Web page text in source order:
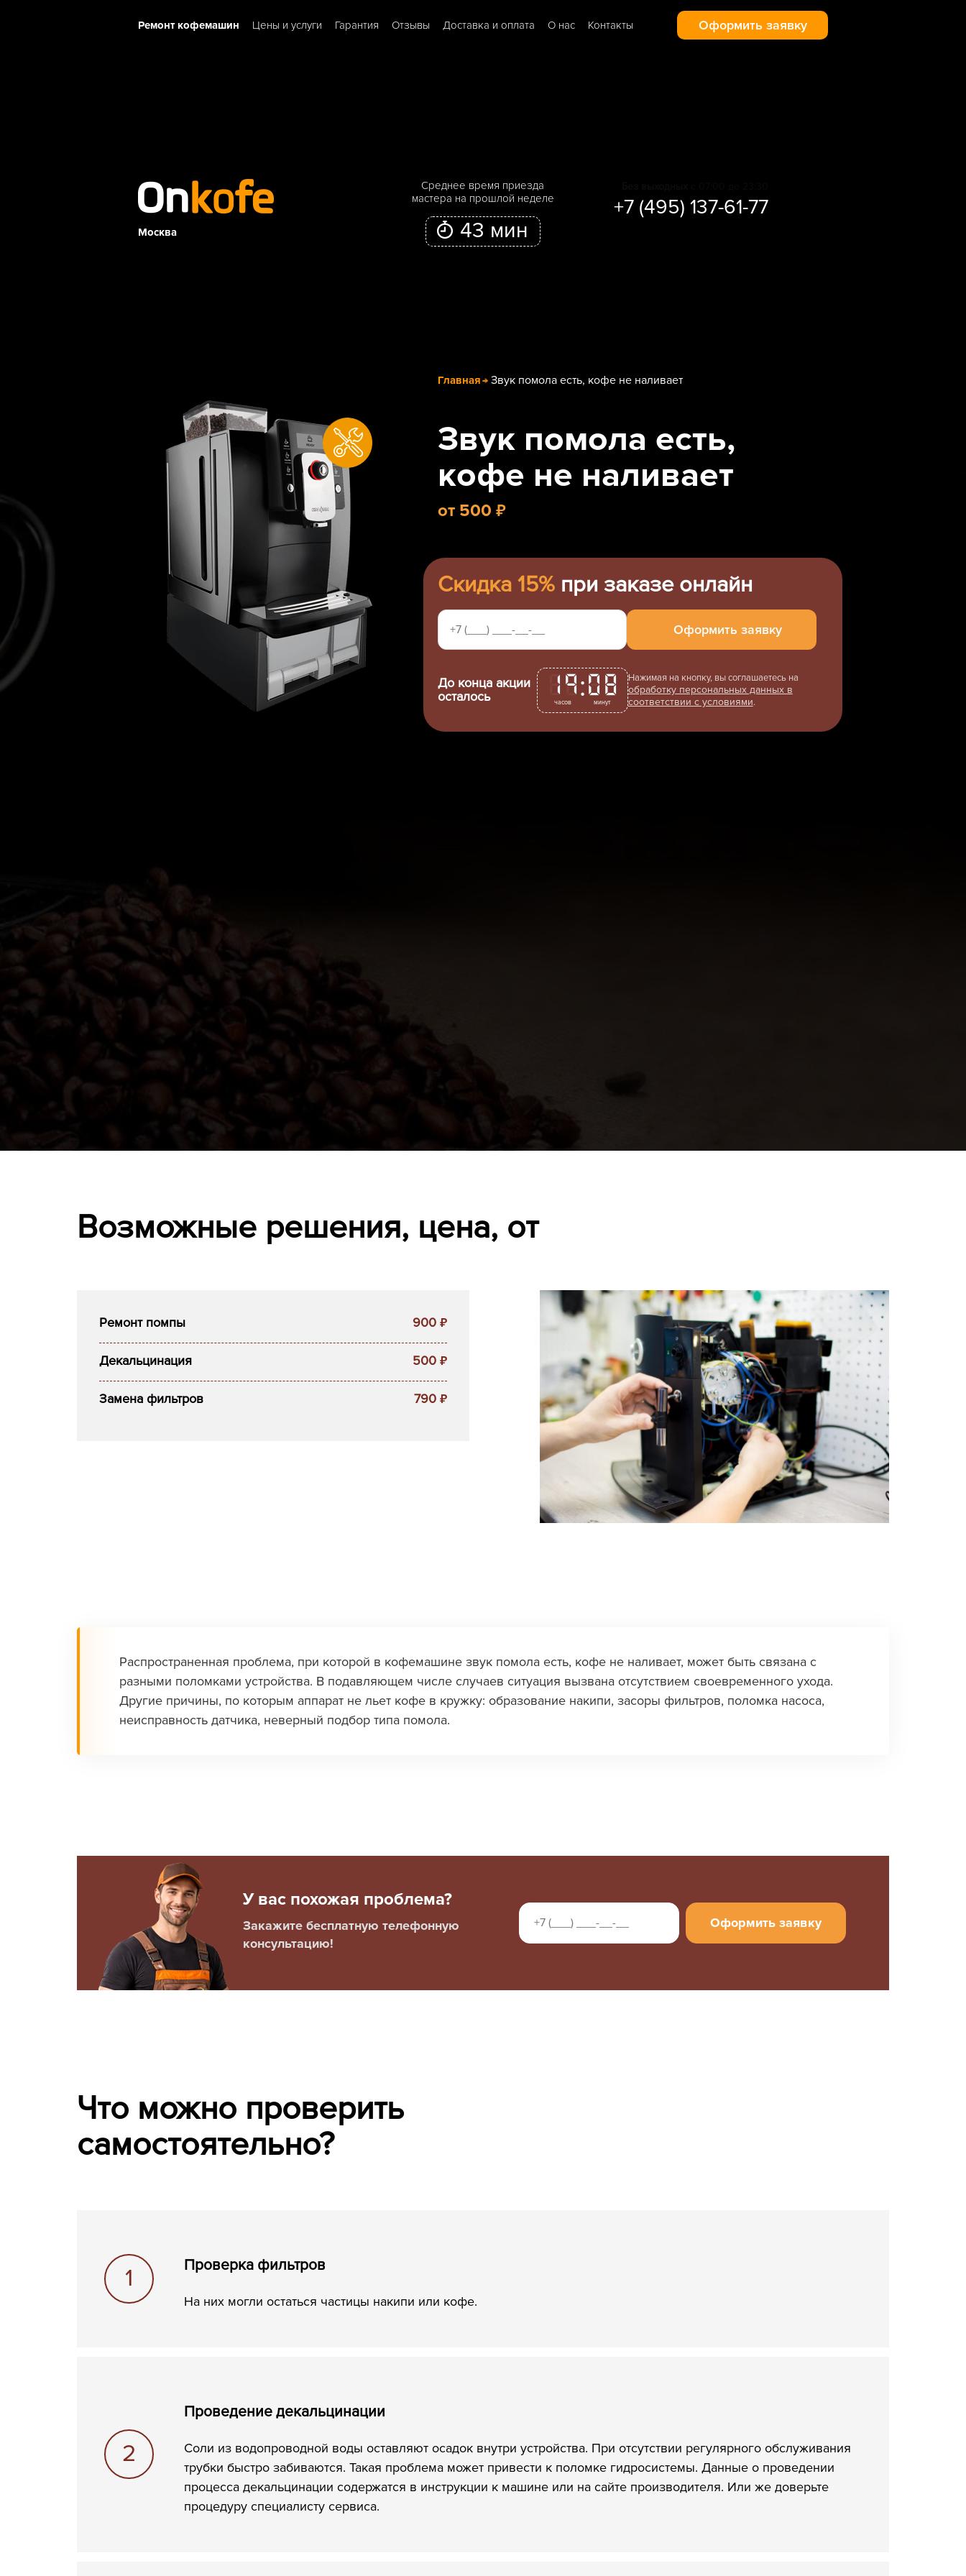
Ремонт кофемашин Цены и услуги Гарантия Отзывы Доставка и оплата О нас Контакты Оформить заявку
Москва
Cреднее время приезда
мастера на прошлой неделе
43 мин
+7 (495) 137-61-77
Главная Звук помола есть, кофе не наливает
Звук помола есть,
кофе не наливает
от 500 ₽
Скидка 15%при заказе онлайн
До конца акции
осталось
19
часов :08
минут
Нажимая на кнопку, вы соглашаетесь на
обработку персональных данных в
соответствии с условиями.
Возможные решения, цена, от
Ремонт помпы 900 ₽
Декальцинация 500 ₽
Замена фильтров 790 ₽
Распространенная проблема, при которой в кофемашине звук помола есть, кофе не наливает, может быть связана с
разными поломками устройства. В подавляющем числе случаев ситуация вызвана отсутствием своевременного ухода.
Другие причины, по которым аппарат не льет кофе в кружку: образование накипи, засоры фильтров, поломка насоса,
неисправность датчика, неверный подбор типа помола.
У вас похожая проблема?
Закажите бесплатную телефонную
консультацию!
Оформить заявку
Что можно проверить
самостоятельно?
Проверка фильтров
На них могли остаться частицы накипи или кофе.
Проведение декальцинации
Соли из водопроводной воды оставляют осадок внутри устройства. При отсутствии регулярного обслуживания
трубки быстро забиваются. Такая проблема может привести к поломке гидросистемы. Данные о проведении
процесса декальцинации содержатся в инструкции к машине или на сайте производителя. Или же доверьте
процедуру специалисту сервиса.